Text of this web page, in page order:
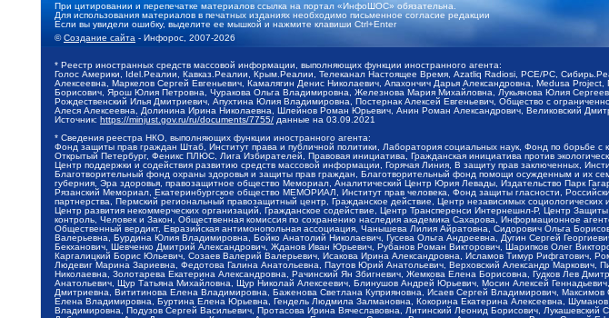
При цитировании и перепечатке материалов ссылка на портал «ИнфоШОС» обязательна.
Для использования материалов в печатных изданиях необходимо письменное согласие редакции
Если вы увидели ошибку, выделите ее мышкой и нажмите клавиши Ctrl+Enter
©Создание сайта - Инфорос, 2007-2026
* Реестр иностранных средств массовой информации, выполняющих функции иностранного агента:
Голос Америки, Idel.Реалии, Кавказ.Реалии, Крым.Реалии, Телеканал Настоящее Время, Azatliq Radiosi, PCE/PC,
Алексеевна, Маркелов Сергей Евгеньевич, Камалягин Денис Николаевич, Апахончич Дарья Александровна, Medusa
Борисович, Ярош Юлия Петровна, Чуракова Ольга Владимировна, Железнова Мария Михайловна, Лукьянова Юлия
Рождественский Илья Дмитриевич, Апухтина Юлия Владимировна, Постернак Алексей Евгеньевич, Общество с
Алеся Алексеевна, Долинина Ирина Николаевна, Шлейнов Роман Юрьевич, Анин Роман Александрович, Великовский
Источник: https://minjust.gov.ru/ru/documents/7755/ данные на 03.09.2021
* Сведения реестра НКО, выполняющих функции иностранного агента:
Фонд защиты прав граждан Штаб, Институт права и публичной политики, Лаборатория социальных наук, Фонд по
Открытый Петербург, Феникс ПЛЮС, Лига Избирателей, Правовая инициатива, Гражданская инициатива против
Центр поддержки и содействия развитию средств массовой информации, Горячая Линия, В защиту прав заключенных,
Благотворительный фонд охраны здоровья и защиты прав граждан, Благотворительный фонд помощи осужденным и их
губерния, Эра здоровья, правозащитное общество Мемориал, Аналитический Центр Юрия Левады, Издательство Парк
Рязанский Мемориал, Екатеринбургское общество МЕМОРИАЛ, Институт прав человека, Фонд защиты гласности,
партнерства, Пермский региональный правозащитный центр, Гражданское действие, Центр независимых
Центр развития некоммерческих организаций, Гражданское содействие, Центр Трансперенси Интернешнл-Р, Центр
контроль, Человек и Закон, Общественная комиссия по сохранению наследия академика Сахарова, Информационное
Общественный вердикт, Евразийская антимонопольная ассоциация, Чанышева Лилия Айратовна, Сидорович Ольга
Валерьевна, Бурдина Юлия Владимировна, Бойко Анатолий Николаевич, Гусева Ольга Андреевна, Дугин Сергей
Бекханович, Шевченко Дмитрий Александрович, Жданов Иван Юрьевич, Рубанов Роман Викторович, Шарипков Олег
Каргалицкий Борис Юльевич, Созаев Валерий Валерьевич, Исакова Ирина Александровна, Исламов Тимур Рифгатович,
Людевиг Марина Зариевна, Федотова Галина Анатольевна, Паутов Юрий Анатольевич, Верховский Александр Маркович,
Николаевна, Золотарева Екатерина Александровна, Рачинский Ян Збигневич, Жемкова Елена Борисовна, Гудков Лев
Анатольевич, Щур Татьяна Михайловна, Щур Николай Алексеевич, Блинушов Андрей Юрьевич, Мосин Алексей
Дмитриевна, Вититинова Елена Владимировна, Баженова Светлана Куприяновна, Исаев Сергей Владимирович,
Елена Владимировна, Буртина Елена Юрьевна, Гендель Людмила Залмановна, Кокорина Екатерина Алексеевна,
Владимировна, Подузов Сергей Васильевич, Протасова Ирина Вячеславовна, Литинский Леонид Борисович,